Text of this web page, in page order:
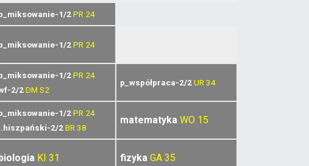
1/2PR 24
1/2PR 24
1/2PR 24
2/2DM S2
p_współpraca-2/2UR 34
1/2PR 24
2/2BR 38
matematyka WO 15
KI 31 fizyka GA 35